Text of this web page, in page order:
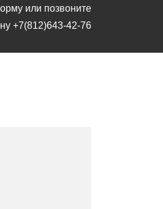
или позвоните
+7(812)643-42-76